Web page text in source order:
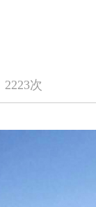
2223次